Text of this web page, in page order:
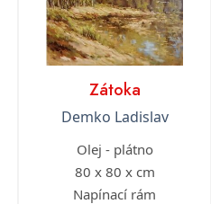
Zátoka
Demko Ladislav
Olej - plátno
80 x 80 x cm
Napínací rám